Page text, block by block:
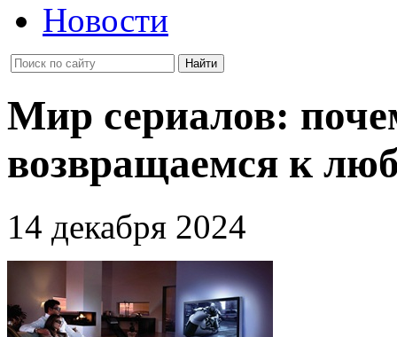
Новости
Мир сериалов:
возвращаемся к
14 декабря 2024